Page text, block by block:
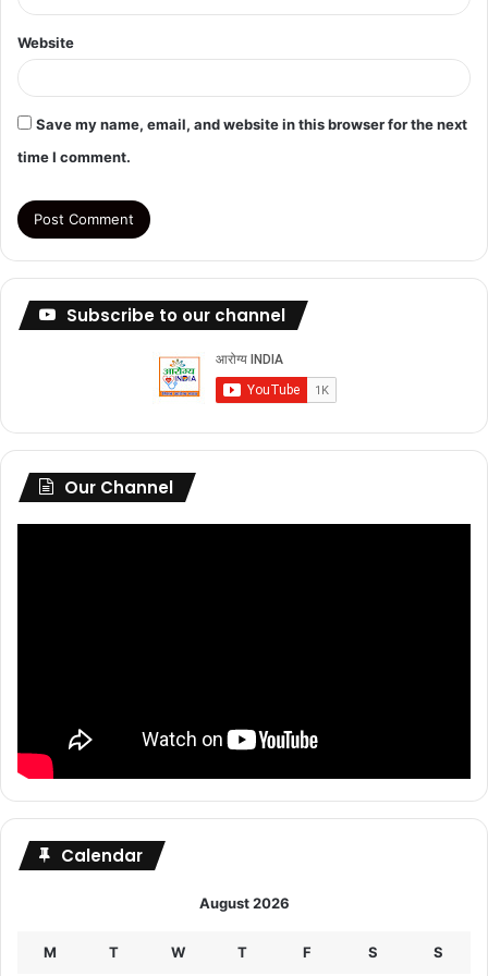
Website
Save my name, email, and website in this browser for the next
time I comment.
Subscribe to our channel
Our Channel
Calendar
August 2026
M T W T F S S